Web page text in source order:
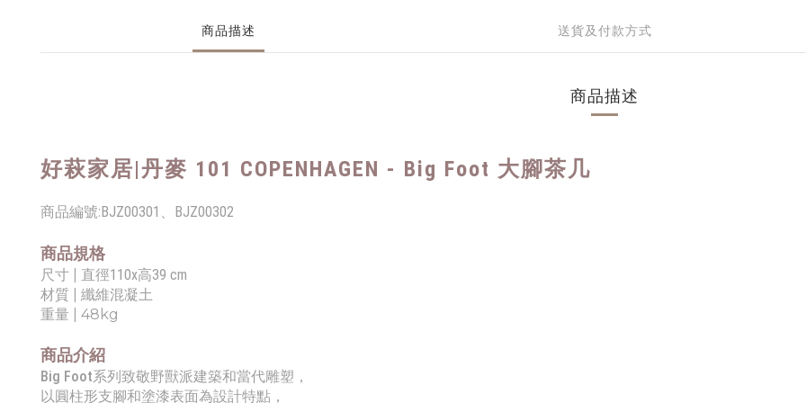
商品描述 送貨及付款方式
商品描述
好萩家居|丹麥 101 COPENHAGEN - Big Foot 大腳茶几
商品編號:BJZ00301、BJZ00302
商品規格
尺寸 | 直徑110x高39 cm
材質 | 纖維混凝土
重量 | 48kg
商品介紹
Big Foot系列致敬野獸派建築和當代雕塑，
以圓柱形支腳和塗漆表面為設計特點，